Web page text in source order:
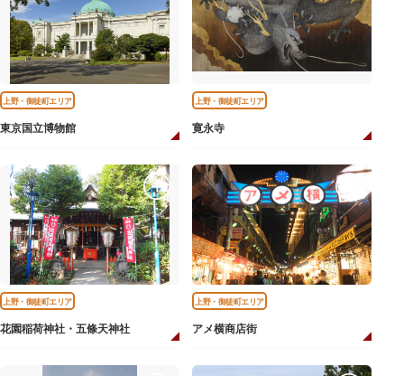
上野・御徒町エリア
東京国立博物館
上野・御徒町エリア
寛永寺
上野・御徒町エリア
花園稲荷神社・五條天神社
上野・御徒町エリア
アメ横商店街